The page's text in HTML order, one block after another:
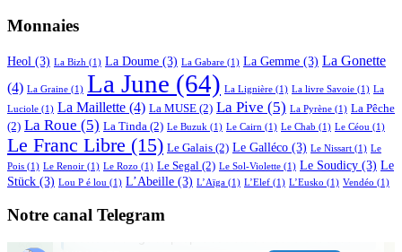
Monnaies
Heol (3) La Bizh (1) La Doume (3) La Gabare (1) La Gemme (3) La Gonette
(4) La Graine (1) La June (64) La Lignière (1) La livre Savoie (1) La
Luciole (1) La Maillette (4) La MUSE (2) La Pive (5) La Pyrène (1) La Pêche
(2) La Roue (5) La Tinda (2) Le Buzuk (1) Le Cairn (1) Le Chab (1) Le Céou (1)
Le Franc Libre (15) Le Galais (2) Le Galléco (3) Le Nissart (1) Le
Pois (1) Le Renoir (1) Le Rozo (1) Le Segal (2) Le Sol-Violette (1) Le Soudicy (3) Le
Stück (3) Lou P é lou (1) L’Abeille (3) L’Aïga (1) L’Elef (1) L’Eusko (1) Vendéo (1)
Notre canal Telegram